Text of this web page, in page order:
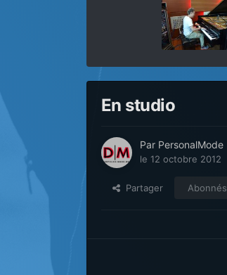
En studio
Par PersonalMode
le 12 octobre 2012
Partager Abonnés